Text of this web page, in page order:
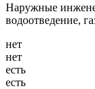
Наружные
водоотведение,
нет
нет
есть
есть